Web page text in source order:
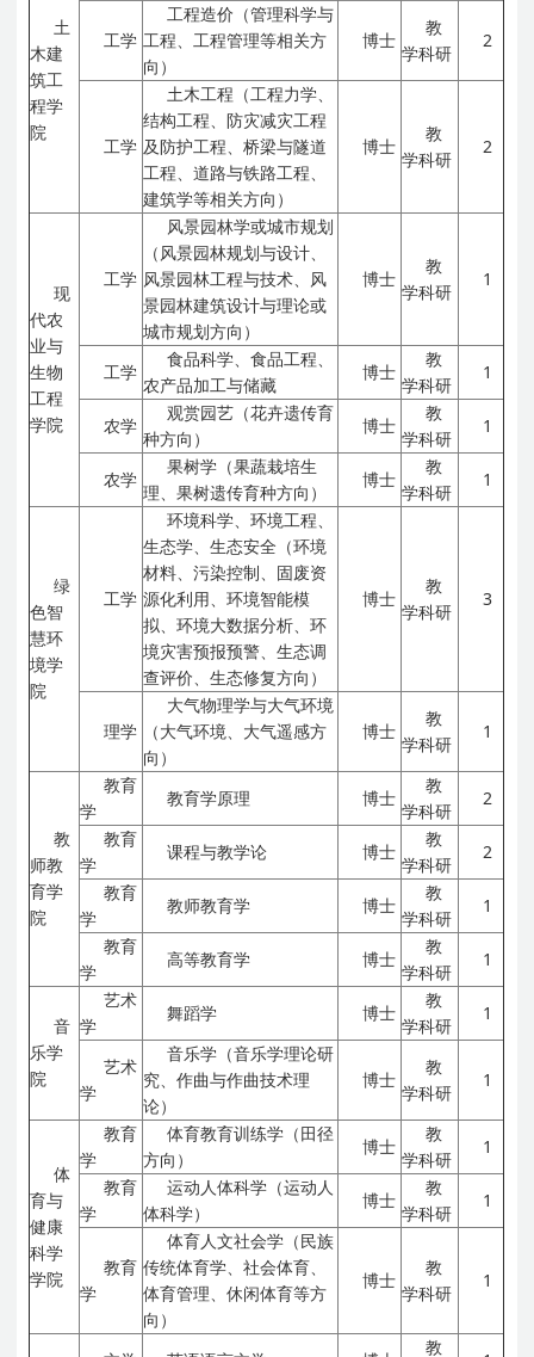
土
木建
筑工
程学
院
工学
工程造价（管理科学与
工程、工程管理等相关方
向）
博士
教
学科研
2
工学
土木工程（工程力学、
结构工程、防灾减灾工程
及防护工程、桥梁与隧道
工程、道路与铁路工程、
建筑学等相关方向）
博士
教
学科研
2
现
代农
业与
生物
工程
学院
工学
风景园林学或城市规划
（风景园林规划与设计、
风景园林工程与技术、风
景园林建筑设计与理论或
城市规划方向）
博士
教
学科研
1
工学
食品科学、食品工程、
农产品加工与储藏
博士
教
学科研
1
农学
观赏园艺（花卉遗传育
种方向）
博士
教
学科研
1
农学
果树学（果蔬栽培生
理、果树遗传育种方向）
博士
教
学科研
1
绿
色智
慧环
境学
院
工学
环境科学、环境工程、
生态学、生态安全（环境
材料、污染控制、固废资
源化利用、环境智能模
拟、环境大数据分析、环
境灾害预报预警、生态调
查评价、生态修复方向）
博士
教
学科研
3
理学
大气物理学与大气环境
（大气环境、大气遥感方
向）
博士
教
学科研
1
教
师教
育学
院
教育
学
教育学原理 博士
教
学科研
2
教育
学
课程与教学论 博士
教
学科研
2
教育
学
教师教育学 博士
教
学科研
1
教育
学
高等教育学 博士
教
学科研
1
音
乐学
院
艺术
学
舞蹈学 博士
教
学科研
1
艺术
学
音乐学（音乐学理论研
究、作曲与作曲技术理
论）
博士
教
学科研
1
体
育与
健康
科学
学院
教育
学
体育教育训练学（田径
方向）
博士
教
学科研
1
教育
学
运动人体科学（运动人
体科学）
博士
教
学科研
1
教育
学
体育人文社会学（民族
传统体育学、社会体育、
体育管理、休闲体育等方
向）
博士
教
学科研
1
教